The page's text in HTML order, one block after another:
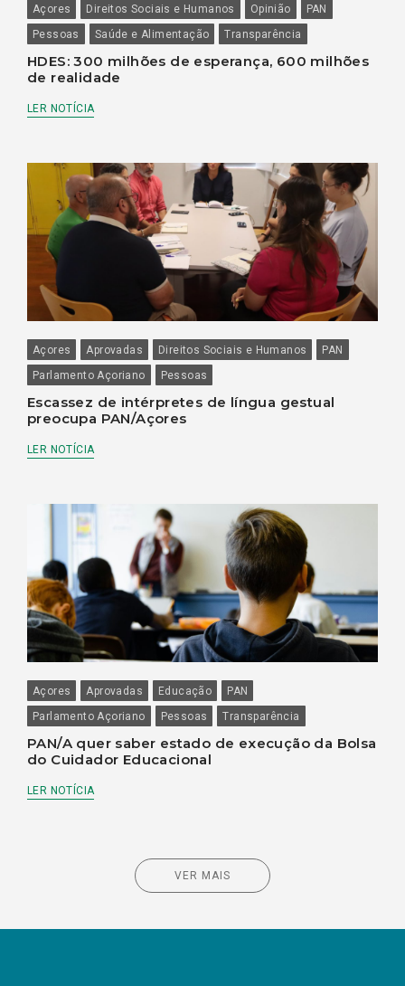
Açores Direitos Sociais e Humanos Opinião
PAN
Pessoas
Saúde e Alimentação Transparência
HDES: 300 milhões de esperança, 600 milhões
de realidade
LER NOTÍCIA
Açores Aprovadas Direitos Sociais e Humanos
PAN
Parlamento Açoriano
Pessoas
Escassez de intérpretes de língua gestual
preocupa PAN/Açores
LER NOTÍCIA
Açores Aprovadas Educação
PAN
Parlamento Açoriano
Pessoas Transparência
PAN/A quer saber estado de execução da Bolsa
do Cuidador Educacional
LER NOTÍCIA
VER MAIS